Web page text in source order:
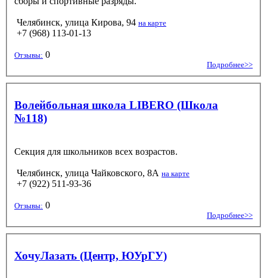
Челябинск, улица Кирова, 94 на карте
+7 (968) 113-01-13
Отзывы: 0
Подробнее>>
Волейбольная школа LIBERO (Школа
№118)
Секция для школьников всех возрастов.
Челябинск, улица Чайковского, 8А на карте
+7 (922) 511-93-36
Отзывы: 0
Подробнее>>
ХочуЛазать (Центр, ЮУрГУ)